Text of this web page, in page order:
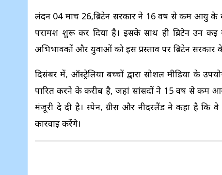
लंदन 04 मार्च 26,ब्रिटेन सरकार ने 16 वर्ष से कम आयु के
परामर्श शुरू कर दिया है। इसके साथ ही ब्रिटेन उन कई
अभिभावकों और युवाओं को इस प्रस्ताव पर ब्रिटेन
दिसंबर में, ऑस्ट्रेलिया बच्चों द्वारा सोशल मीडिया के
पारित करने के करीब है, जहां सांसदों ने 15 वर्ष से कम
मंजूरी दे दी है। स्पेन, ग्रीस और नीदरलैंड ने कहा है कि
कार्रवाई करेंगे।